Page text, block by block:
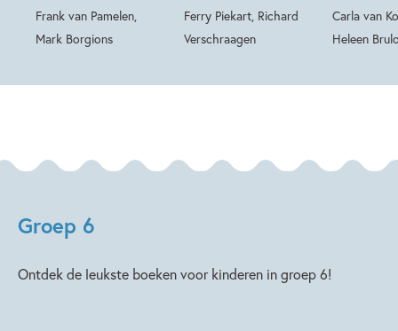
Frank van Pamelen,
Mark Borgions
Ferry Piekart, Richard
Verschraagen
Carla van
Heleen
Groep 6
Ontdek de leukste boeken voor kinderen in groep 6!